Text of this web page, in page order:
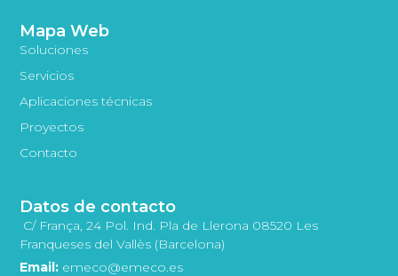
Mapa Web
Soluciones
Servicios
Aplicaciones técnicas
Proyectos
Contacto
Datos de contacto
C/ França, 24 Pol. Ind. Pla de Llerona 08520 Les
Franqueses del Vallès (Barcelona)
Email: emeco@emeco.es